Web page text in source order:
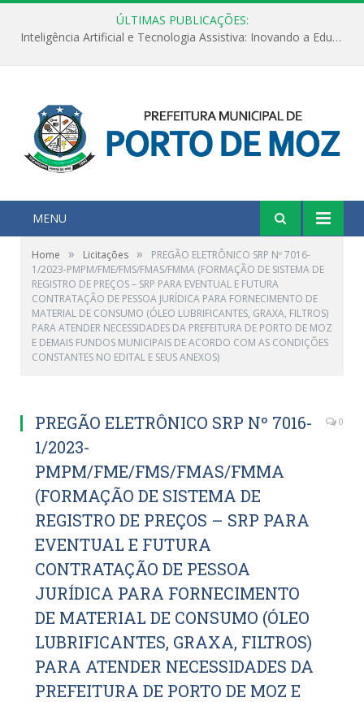
ÚLTIMAS PUBLICAÇÕES:
Inteligência Artificial e Tecnologia Assistiva: Inovando a Educação Especial e Inclusiva
MENU
Home » Licitações »
PREGÃO ELETRÔNICO SRP Nº 7016-
1/2023-PMPM/FME/FMS/FMAS/FMMA (FORMAÇÃO DE SISTEMA DE
REGISTRO DE PREÇOS – SRP PARA EVENTUAL E FUTURA
CONTRATAÇÃO DE PESSOA JURÍDICA PARA FORNECIMENTO DE
MATERIAL DE CONSUMO (ÓLEO LUBRIFICANTES, GRAXA, FILTROS)
PARA ATENDER NECESSIDADES DA PREFEITURA DE PORTO DE MOZ
E DEMAIS FUNDOS MUNICIPAIS DE ACORDO COM AS CONDIÇÕES
CONSTANTES NO EDITAL E SEUS ANEXOS)
PREGÃO ELETRÔNICO SRP Nº 7016-
1/2023-
PMPM/FME/FMS/FMAS/FMMA
(FORMAÇÃO DE SISTEMA DE
REGISTRO DE PREÇOS – SRP PARA
EVENTUAL E FUTURA
CONTRATAÇÃO DE PESSOA
JURÍDICA PARA FORNECIMENTO
DE MATERIAL DE CONSUMO (ÓLEO
LUBRIFICANTES, GRAXA, FILTROS)
PARA ATENDER NECESSIDADES DA
PREFEITURA DE PORTO DE MOZ E
0